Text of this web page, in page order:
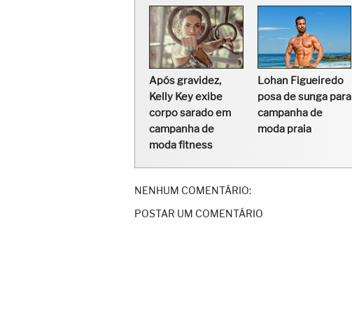
Após gravidez,
Kelly Key exibe
corpo sarado em
campanha de
moda fitness
Lohan Figueiredo
posa de sunga para
campanha de
moda praia
NENHUM COMENTÁRIO:
POSTAR UM COMENTÁRIO